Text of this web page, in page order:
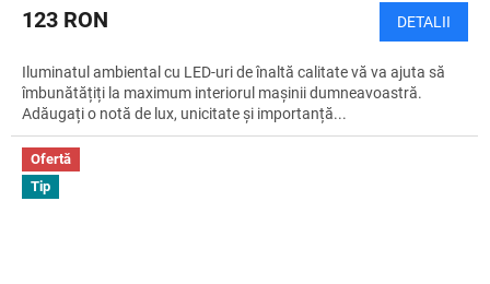
123 RON DETALII
Iluminatul ambiental cu LED-uri de înaltă calitate vă va ajuta să
îmbunătățiți la maximum interiorul mașinii dumneavoastră.
Adăugați o notă de lux, unicitate și importanță...
Ofertă
Tip